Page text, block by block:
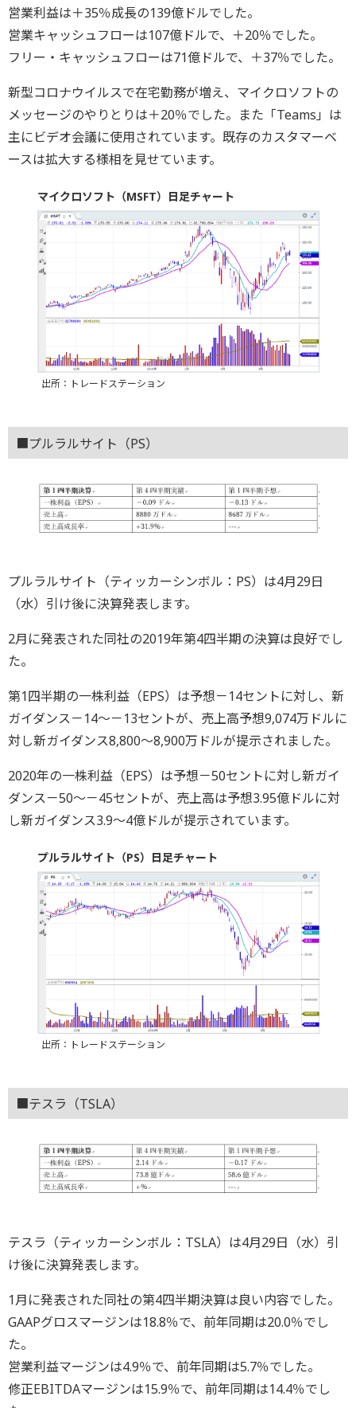
営業利益は＋35％成長の139億ドルでした。
営業キャッシュフローは107億ドルで、＋20％でした。
フリー・キャッシュフローは71億ドルで、＋37％でした。
新型コロナウイルスで在宅勤務が増え、マイクロソフトの
メッセージのやりとりは＋20％でした。また「Teams」は
主にビデオ会議に使用されています。既存のカスタマーベ
ースは拡大する様相を見せています。
マイクロソフト（MSFT）日足チャート
出所：トレードステーション
■プルラルサイト（PS）
プルラルサイト（ティッカーシンボル：PS）は4月29日
（水）引け後に決算発表します。
2月に発表された同社の2019年第4四半期の決算は良好でし
た。
第1四半期の一株利益（EPS）は予想－14セントに対し、新
ガイダンス－14～－13セントが、売上高予想9,074万ドルに
対し新ガイダンス8,800～8,900万ドルが提示されました。
2020年の一株利益（EPS）は予想－50セントに対し新ガイ
ダンス－50～－45セントが、売上高は予想3.95億ドルに対
し新ガイダンス3.9～4億ドルが提示されています。
プルラルサイト（PS）日足チャート
出所：トレードステーション
■テスラ（TSLA）
テスラ（ティッカーシンボル：TSLA）は4月29日（水）引
け後に決算発表します。
1月に発表された同社の第4四半期決算は良い内容でした。
GAAPグロスマージンは18.8％で、前年同期は20.0％でし
た。
営業利益マージンは4.9％で、前年同期は5.7％でした。
修正EBITDAマージンは15.9％で、前年同期は14.4％でし